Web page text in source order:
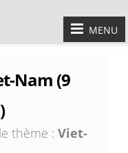
MENU
Nam (9
thème : Viet-